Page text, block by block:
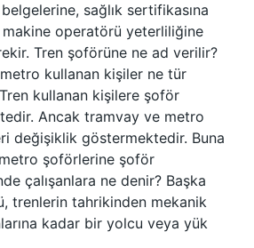
sağlık sertifikasına
makine operatörü yeterliliğine
Tren şoförüne ne ad verilir?
kullanan kişiler ne tür
kullanan kişilere şoför
Ancak tramvay ve metro
değişiklik göstermektedir. Buna
şoförlerine şoför
çalışanlara ne denir? Başka
trenlerin tahrikinden mekanik
kadar bir yolcu veya yük